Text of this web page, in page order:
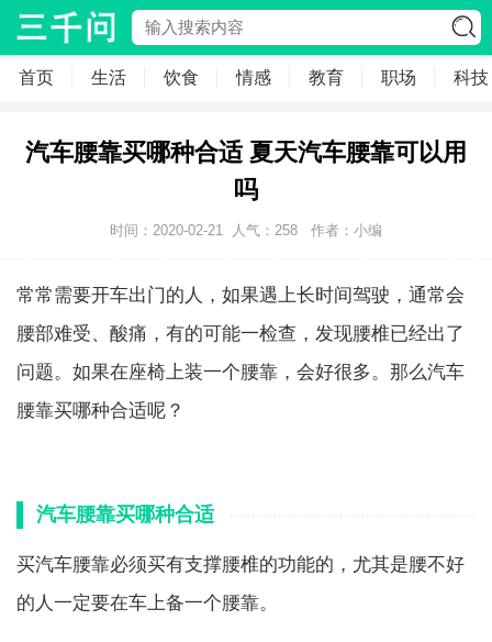
首页 生活 饮食 情感 教育 职场 科技
汽车腰靠买哪种合适 夏天汽车腰靠可以用
吗
时间：2020-02-21 人气： 258 作者：小编
常常需要开车出门的人，如果遇上长时间驾驶，通常会
腰部难受、酸痛，有的可能一检查，发现腰椎已经出了
问题。如果在座椅上装一个腰靠，会好很多。那么汽车
腰靠买哪种合适呢？
汽车腰靠买哪种合适
买汽车腰靠必须买有支撑腰椎的功能的，尤其是腰不好
的人一定要在车上备一个腰靠。